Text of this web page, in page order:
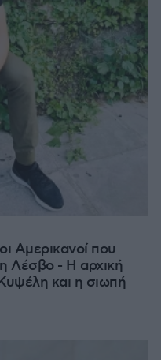
Αμερικανοί που
Λέσβο - Η αρχική
και η σιωπή